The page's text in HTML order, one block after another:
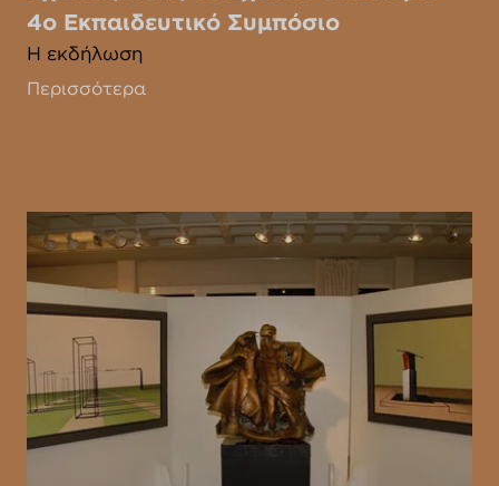
4ο Εκπαιδευτικό Συμπόσιο
Η εκδήλωση
Περισσότερα